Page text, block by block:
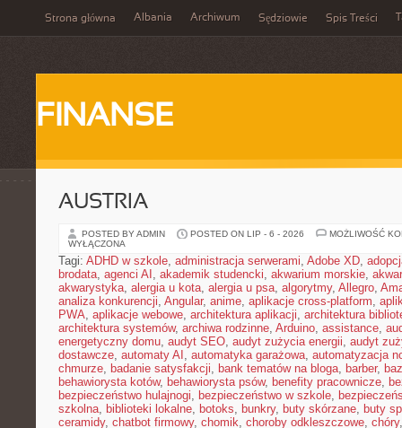
Strona główna Albania Archiwum Sędziowie Spis Treści
FINANSE
AUSTRIA
POSTED BY ADMIN POSTED ON LIP - 6 - 2026
MOŻLIWOŚĆ
WYŁĄCZONA
Tagi: ADHD w szkole, administracja serwerami, Adobe XD,
brodata, agenci AI , akademik studencki, akwarium morskie,
akwarystyka, alergia u kota, alergia u psa, algorytmy, Allegro,
analiza konkurencji, Angular, anime, aplikacje cross-platform,
PWA, aplikacje webowe, architektura aplikacji, architektura
architektura systemów, archiwa rodzinne, Arduino, assistance,
energetyczny domu, audyt SEO, audyt zużycia energii, audyt
dostawcze, automaty AI , automatyka garażowa, automatyzacja
chmurze, badanie satysfakcji, bank tematów na bloga, barber,
behawiorysta kotów, behawiorysta psów, benefity pracownicze,
bezpieczeństwo hulajnogi, bezpieczeństwo w szkole,
szkolna, biblioteki lokalne, botoks, bunkry, buty skórzane, buty
ceramidy, chatbot firmowy, chomik, choroby odkleszczowe, chóry